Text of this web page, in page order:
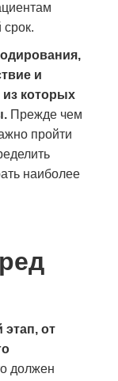
и
из которых
Прежде чем
пройти
наиболее
от
должен